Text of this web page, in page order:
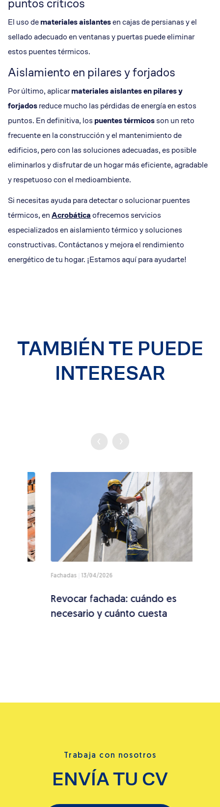
puntos críticos
El uso demateriales aislantesen cajas de persianas y el
sellado adecuado en ventanas y puertas puede eliminar
estos puentes térmicos.
Aislamiento en pilares y forjados
Por último, aplicarmateriales aislantes en pilares y
forjadosreduce mucho las pérdidas de energía en estos
puntos. En definitiva, los puentes térmicosson un reto
frecuente en la construcción y el mantenimiento de
edificios, pero con las soluciones adecuadas, es posible
eliminarlos y disfrutar de un hogar más eficiente, agradable
y respetuoso con el medioambiente.
Si necesitas ayuda para detectar o solucionar puentes
térmicos, enAcrobáticaofrecemos servicios
especializados en aislamiento térmico y soluciones
constructivas. Contáctanos y mejora el rendimiento
energético de tu hogar. ¡Estamos aquí para ayudarte!
TAMBIÉN TE PUEDE
INTERESAR
Fachadas 13/04/2026
Revocar fachada: cuándo es
necesario y cuánto cuesta
Trabaja con nosotros
ENVÍA TU CV